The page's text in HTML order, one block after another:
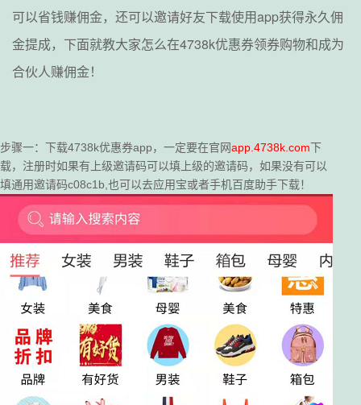
可以省钱赚佣金，还可以邀请好友下载使用app获得永久佣
金提成，下面就教大家怎么在4738k优惠券领券购物和成为
合伙人赚佣金！
步骤一：下载4738k优惠券app，一定要在官网app.4738k.com下
载，注册时如果有上级邀请码可以填上级的邀请码，如果没有可以
填通用邀请码c08c1b,也可以去应用宝或者手机百度助手下载！